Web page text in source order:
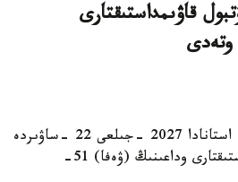
قاۋىمداستىقتارى
استانا. KAZINFORM - استانادا 2027 -جىلعى 22 -ساۋىردە
ەۋروپالىق فۋتبول قاۋىمداستىقتارى وداعىنىڭ (ۋەفا) 51-